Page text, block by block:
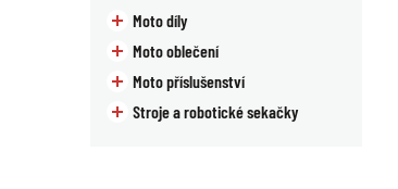
Moto díly
Moto oblečení
Moto příslušenství
Stroje a robotické sekačky